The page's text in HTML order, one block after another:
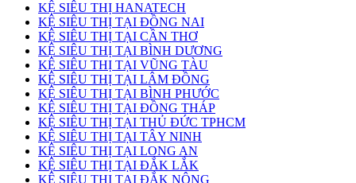
KỆ SIÊU THỊ HANATECH
KỆ SIÊU THỊ TẠI ĐỒNG NAI
KỆ SIÊU THỊ TẠI CẦN THƠ
KỆ SIÊU THỊ TẠI BÌNH DƯƠNG
KỆ SIÊU THỊ TẠI VŨNG TÀU
KỆ SIÊU THỊ TẠI LÂM ĐỒNG
KỆ SIÊU THỊ TẠI BÌNH PHƯỚC
KỆ SIÊU THỊ TẠI ĐỒNG THÁP
KỆ SIÊU THỊ TẠI THỦ ĐỨC TPHCM
KỆ SIÊU THỊ TẠI TÂY NINH
KỆ SIÊU THỊ TẠI LONG AN
KỆ SIÊU THỊ TẠI ĐẮK LẮK
KỆ SIÊU THỊ TẠI ĐẮK NÔNG